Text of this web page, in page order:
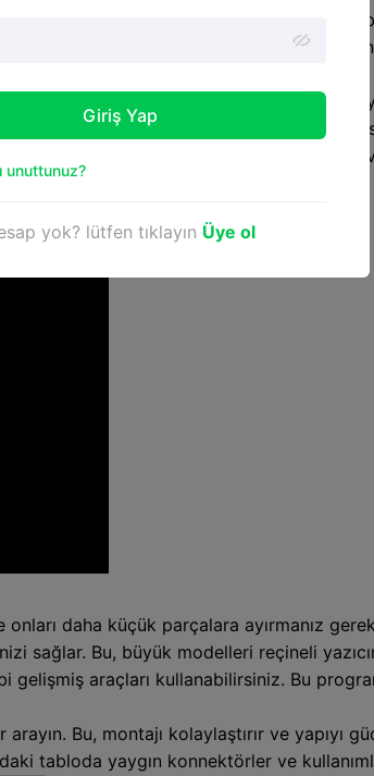
parçalara bölün ve kolay montaj ve güçlü
kullanarak ve zamandan ve
yazıcıları ve toplu baskı kullanarak
ve akıllı programlama ile yazıcınızın
güçlü yapıştırıcılar
onları daha küçük parçalara ayırmanız
Bu, büyük modelleri reçineli
gelişmiş araçları kullanabilirsiniz. Bu
Bu, montajı kolaylaştırır ve yapıyı
tabloda yaygın konnektörler ve
Giriş Yap
unuttunuz?
yok? lütfen tıklayın Üye ol